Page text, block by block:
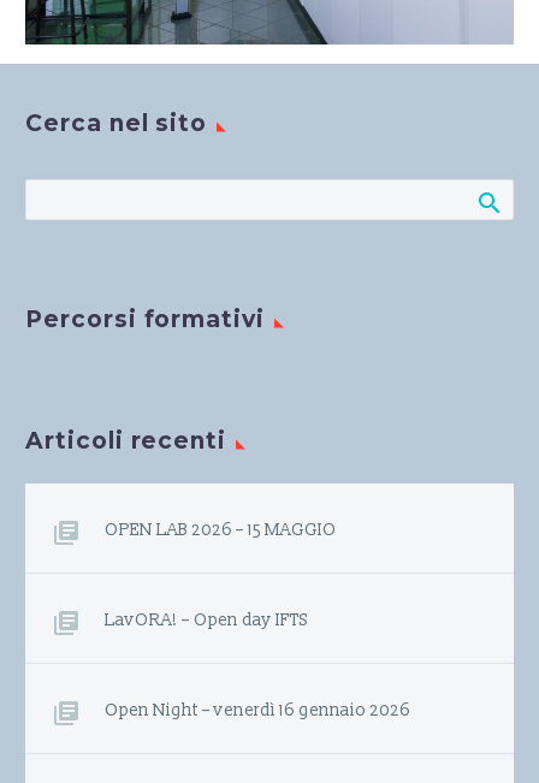
Cerca nel sito
Percorsi formativi
Articoli recenti
OPEN LAB 2026 – 15 MAGGIO
LavORA! – Open day IFTS
Open Night – venerdì 16 gennaio 2026